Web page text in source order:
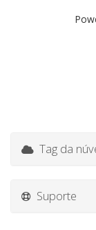
Tag da
Suporte